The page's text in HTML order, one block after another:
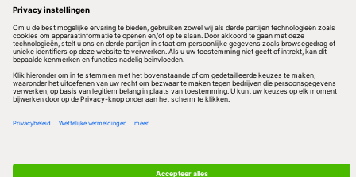
Redactionele partner